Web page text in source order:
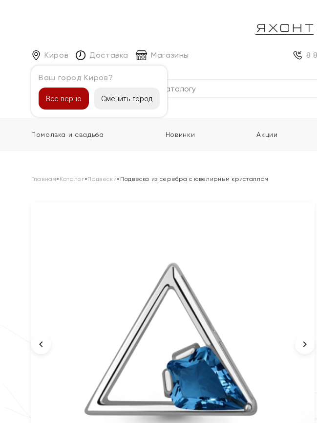
Киров
Ваш город Киров?
Все верно Сменить город
Доставка Магазины 8
Каталог
Помолвка и свадьба Новинки Акции
Главная» Каталог»Подвески» Подвеска из серебра с ювелирным кристаллом